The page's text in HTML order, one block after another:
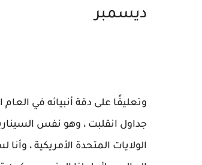
ديسمبر
وتعليقًا على دقة أنبيائه في
الولايات المتحدة الأمريكية ،